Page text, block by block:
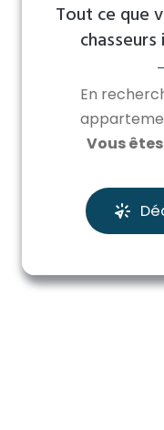
Tout ce que
En
Vous